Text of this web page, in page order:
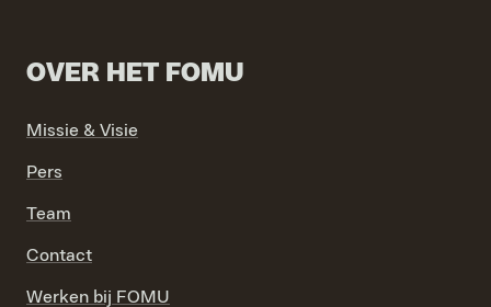
OVER HET FOMU
Missie & Visie
Pers
Team
Contact
Werken bij FOMU